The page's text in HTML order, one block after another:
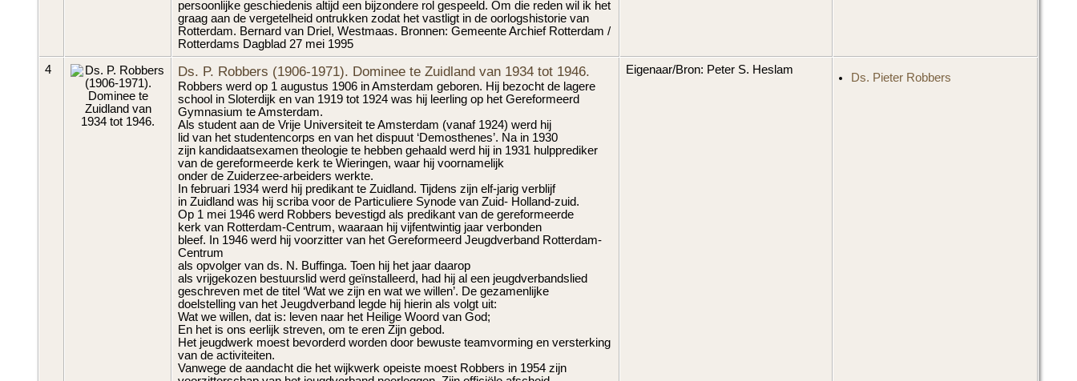
persoonlijke geschiedenis altijd een bijzondere rol gespeeld. Om die reden wil ik het
graag aan de vergetelheid ontrukken zodat het vastligt in de oorlogshistorie van
Rotterdam. Bernard van Driel, Westmaas. Bronnen: Gemeente Archief Rotterdam /
Rotterdams Dagblad 27 mei 1995
4 Ds. P. Robbers (1906-1971). Dominee te Zuidland van 1934 tot 1946.
Robbers werd op 1 augustus 1906 in Amsterdam geboren. Hij bezocht de lagere
school in Sloterdijk en van 1919 tot 1924 was hij leerling op het Gereformeerd
Gymnasium te Amsterdam.
Als student aan de Vrije Universiteit te Amsterdam (vanaf 1924) werd hij
lid van het studentencorps en van het dispuut ‘Demosthenes’. Na in 1930
zijn kandidaatsexamen theologie te hebben gehaald werd hij in 1931 hulpprediker
van de gereformeerde kerk te Wieringen, waar hij voornamelijk
onder de Zuiderzee-arbeiders werkte.
In februari 1934 werd hij predikant te Zuidland. Tijdens zijn elf-jarig verblijf
in Zuidland was hij scriba voor de Particuliere Synode van Zuid- Holland-zuid.
Op 1 mei 1946 werd Robbers bevestigd als predikant van de gereformeerde
kerk van Rotterdam-Centrum, waaraan hij vijfentwintig jaar verbonden
bleef. In 1946 werd hij voorzitter van het Gereformeerd Jeugdverband Rotterdam-
Centrum
als opvolger van ds. N. Buffinga. Toen hij het jaar daarop
als vrijgekozen bestuurslid werd geïnstalleerd, had hij al een jeugdverbandslied
geschreven met de titel ‘Wat we zijn en wat we willen’. De gezamenlijke
doelstelling van het Jeugdverband legde hij hierin als volgt uit:
Wat we willen, dat is: leven naar het Heilige Woord van God;
En het is ons eerlijk streven, om te eren Zijn gebod.
Het jeugdwerk moest bevorderd worden door bewuste teamvorming en versterking
van de activiteiten.
Vanwege de aandacht die het wijkwerk opeiste moest Robbers in 1954 zijn
Eigenaar/Bron: Peter S. Heslam
Ds. Pieter Robbers